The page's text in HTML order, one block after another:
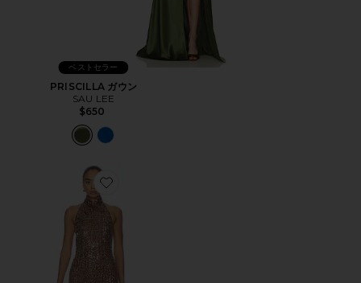
ベストセラー
PRISCILLA ガウン
SAU LEE
$650
Favorite GRACIE ドレス